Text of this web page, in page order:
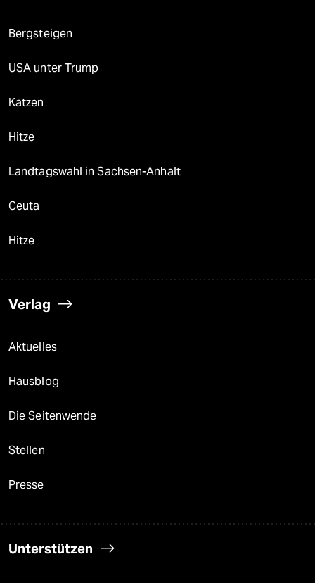
Bergsteigen
USA unter Trump
Katzen
Hitze
Landtagswahl in Sachsen-Anhalt
Ceuta
Hitze
Verlag
Aktuelles
Hausblog
Die Seitenwende
Stellen
Presse
Unterstützen